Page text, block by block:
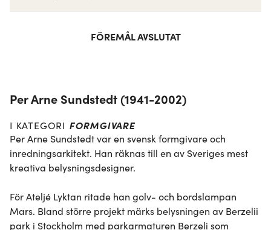
FÖREMÅL AVSLUTAT
Per Arne Sundstedt (1941-2002)
I KATEGORI FORMGIVARE
Per Arne Sundstedt var en svensk formgivare och
inredningsarkitekt. Han räknas till en av Sveriges mest
kreativa belysningsdesigner.
För Ateljé Lyktan ritade han golv- och bordslampan
Mars. Bland större projekt märks belysningen av Berzelii
park i Stockholm med parkarmaturen Berzeli som